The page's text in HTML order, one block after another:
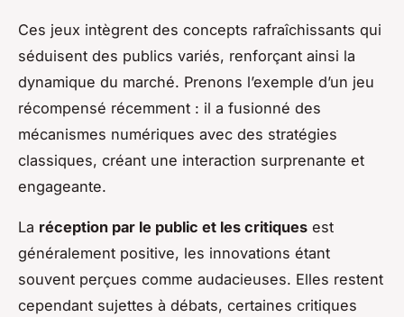
Ces jeux intègrent des concepts rafraîchissants qui
séduisent des publics variés, renforçant ainsi la
dynamique du marché. Prenons l’exemple d’un jeu
récompensé récemment : il a fusionné des
mécanismes numériques avec des stratégies
classiques, créant une interaction surprenante et
engageante.
La réception par le public et les critiques est
généralement positive, les innovations étant
souvent perçues comme audacieuses. Elles restent
cependant sujettes à débats, certaines critiques